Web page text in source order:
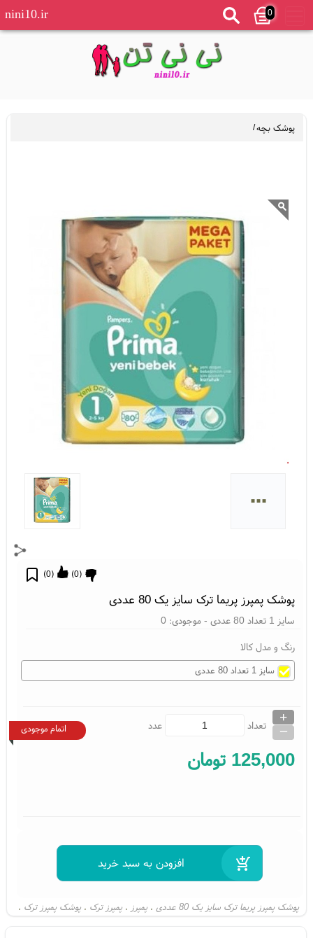
0
nini10.ir
پوشک بچه/
...
پوشک پمپرز پریما ترک سایز یک 80 عددی
(
0
) (
0
)
سایز 1 تعداد 80 عددی - موجودی:0
رنگ و مدل کالا
سایز 1 تعداد 80 عددی
تعداد
+
_ عدد اتمام موجودی
125,000 تومان
پوشک پمپرز پریما ترک سایز یک 80 عددی ، پمپرز ، پمپرز ترک ، پوشک پمپرز ترک ،